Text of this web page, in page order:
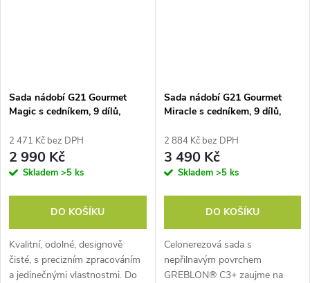
Sada nádobí G21 Gourmet
Magic s cedníkem, 9 dílů,
2 471 Kč bez DPH
2 990 Kč
Skladem >5 ks
DO KOŠÍKU
Kvalitní, odolné, designově
čisté, s precizním zpracováním
a jedinečnými vlastnostmi. Do
Sada nádobí G21 Gourmet
Miracle s cedníkem, 9 dílů,
2 884 Kč bez DPH
3 490 Kč
Skladem >5 ks
DO KOŠÍKU
Celonerezová sada s
nepřilnavým povrchem
GREBLON® C3+ zaujme na